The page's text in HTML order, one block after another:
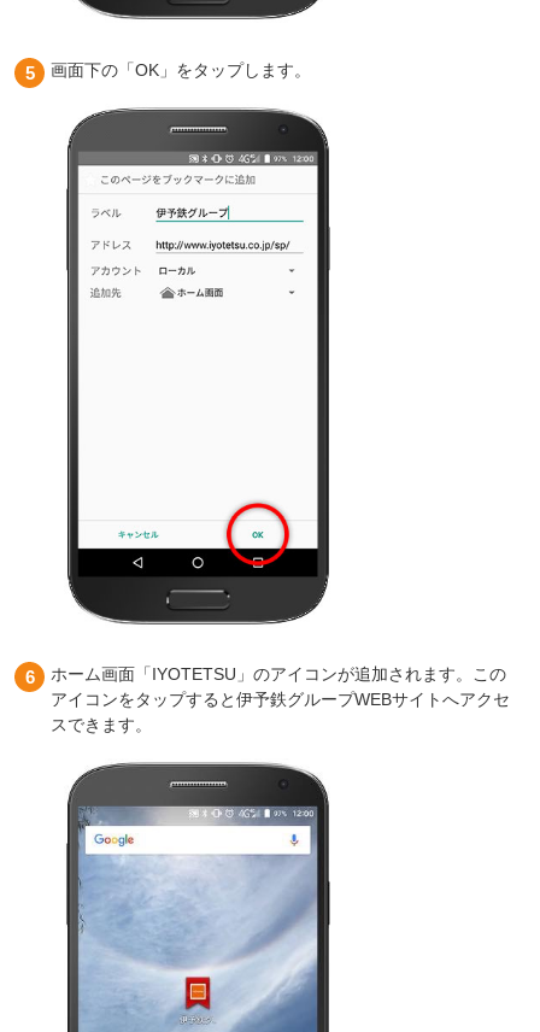
画面下の「OK」をタップします。
ホーム画面「IYOTETSU」のアイコンが追加されます。この
アイコンをタップすると伊予鉄グループWEBサイトへアクセ
スできます。